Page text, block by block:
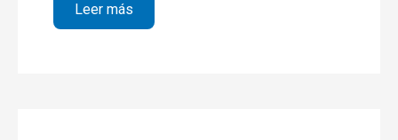
Leer más